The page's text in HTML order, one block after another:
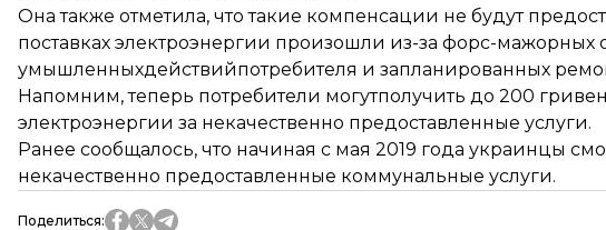
Она также отметила, что такие компенсации не будут
поставках электроэнергии произошли из-за форс-мажорных
умышленныхдействийпотребителя и запланированных
Напомним, теперь потребители могутполучить до 200 гривен
электроэнергии за некачественно предоставленные услуги.
Ранее сообщалось, что начиная с мая 2019 года украинцы
некачественно предоставленные коммунальные услуги.
Поделиться: